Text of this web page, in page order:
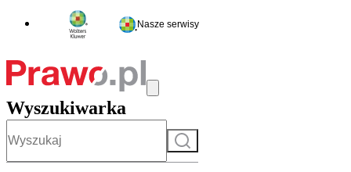
Nasze serwisy
Wyszukiwarka
Szukaj